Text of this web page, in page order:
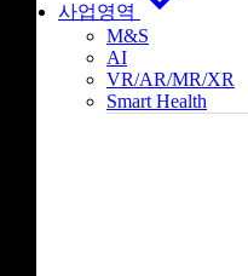
사업영역
M&S
AI
VR/AR/MR/XR
Smart Health